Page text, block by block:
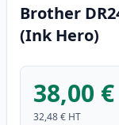
Brother
(Ink Hero)
38,00 €
32,48 € HT